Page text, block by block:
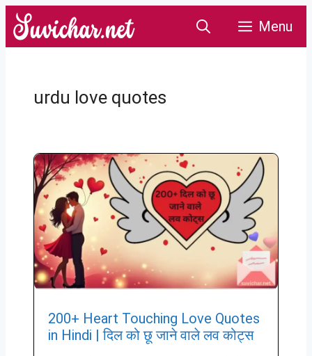
Skip
to
content
Menu
urdu love quotes
200+ Heart Touching Love Quotes
in Hindi | दिल को छू जाने वाले लव कोट्स